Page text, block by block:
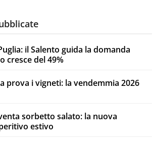
il Salento guida la domanda
cresce del 49%
prova i vigneti: la vendemmia 2026
sorbetto salato: la nuova
estivo